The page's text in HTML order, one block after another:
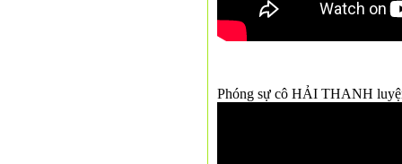
Phóng sự cô HẢI THANH